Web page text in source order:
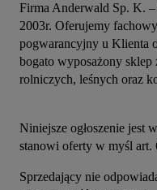
Firma Anderwald Sp. K.
2003r. Oferujemy
pogwarancyjny u Klienta
bogato wyposażony sklep
rolniczych, leśnych oraz
Niniejsze ogłoszenie jest
stanowi oferty w myśl
Sprzedający nie